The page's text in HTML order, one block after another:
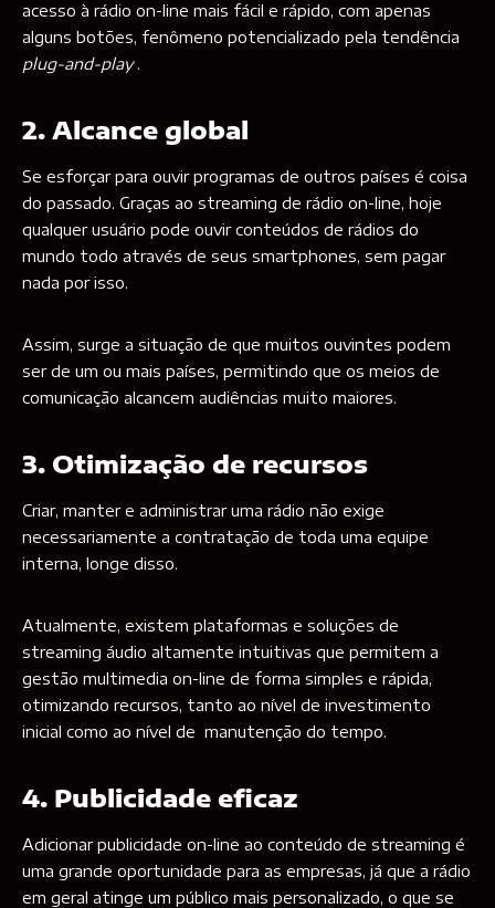
acesso à rádio on-line mais fácil e rápido, com apenas
alguns botões, fenômeno potencializado pela tendência
plug-and-play.
2. Alcance global
Se esforçar para ouvir programas de outros países é coisa
do passado. Graças ao streaming de rádio on-line, hoje
qualquer usuário pode ouvir conteúdos de rádios do
mundo todo através de seus smartphones, sem pagar
nada por isso.
Assim, surge a situação de que muitos ouvintes podem
ser de um ou mais países, permitindo que os meios de
comunicação alcancem audiências muito maiores.
3. Otimização de recursos
Criar, manter e administrar uma rádio não exige
necessariamente a contratação de toda uma equipe
interna, longe disso.
Atualmente, existem plataformas e soluções de
streaming áudio altamente intuitivas que permitem a
gestão multimedia on-line de forma simples e rápida,
otimizando recursos, tanto ao nível de investimento
inicial como ao nível de manutenção do tempo.
4. Publicidade eficaz
Adicionar publicidade on-line ao conteúdo de streaming é
uma grande oportunidade para as empresas, já que a rádio
em geral atinge um público mais personalizado, o que se